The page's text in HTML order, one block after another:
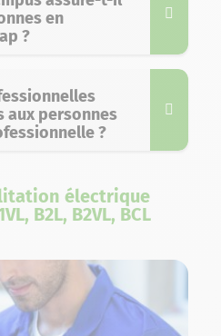
en
?
aux personnes
?
électrique
B2L, B2VL, BCL